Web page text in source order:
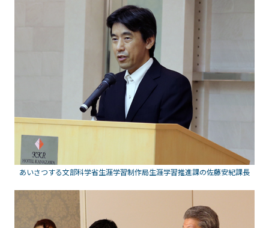
あいさつする文部科学省生涯学習制作局生涯学習推進課の佐藤安紀課長